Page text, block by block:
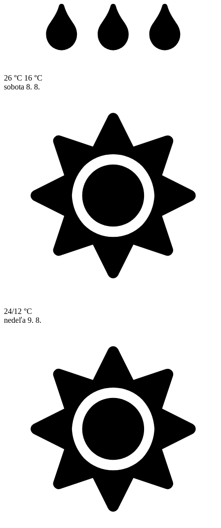
26 °C 16 °C
sobota 8. 8.
24/12 °C
nedeľa 9. 8.